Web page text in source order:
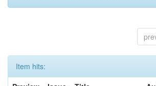
Item hits: